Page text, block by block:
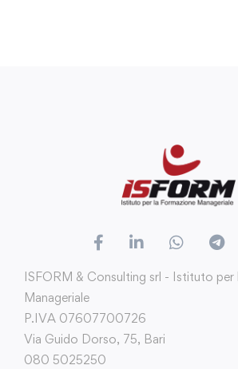
ISFORM & Consulting srl - Istituto per
Manageriale
P.IVA 07607700726
Via Guido Dorso, 75, Bari
080 5025250